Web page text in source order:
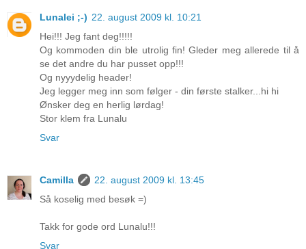
Lunalei ;-) 22. august 2009 kl. 10:21
Hei!!! Jeg fant deg!!!!!
Og kommoden din ble utrolig fin! Gleder meg allerede til å
se det andre du har pusset opp!!!
Og nyyydelig header!
Jeg legger meg inn som følger - din første stalker...hi hi
Ønsker deg en herlig lørdag!
Stor klem fra Lunalu
Svar
Camilla
22. august 2009 kl. 13:45
Så koselig med besøk =)
Takk for gode ord Lunalu!!!
Svar